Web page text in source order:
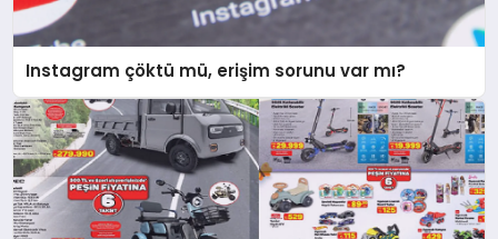
Instagram çöktü mü, erişim sorunu var mı?